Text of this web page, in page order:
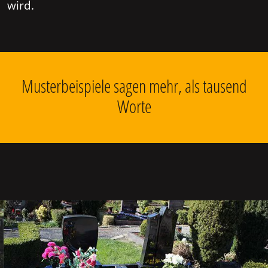
wird.
Musterbeispiele sagen mehr, als tausend
Worte